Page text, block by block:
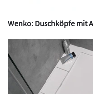
Wenko: Duschköpfe mit